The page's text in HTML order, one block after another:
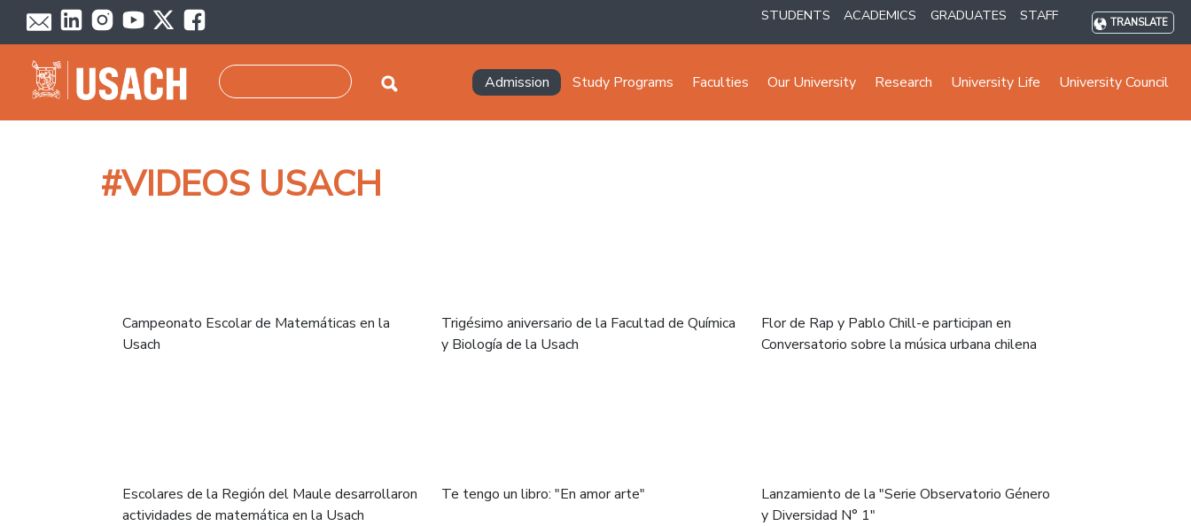
Skip to main content STUDENTS ACADEMICS GRADUATES STAFF TRANSLATE
Navegación principal
Admission Study Programs Faculties Our University Research University Life University Council
#VIDEOS USACH
Campeonato Escolar de Matemáticas en la
Usach
Trigésimo aniversario de la Facultad de Química
y Biología de la Usach
Flor de Rap y Pablo Chill-e participan en
Conversatorio sobre la música urbana chilena
Escolares de la Región del Maule desarrollaron
actividades de matemática en la Usach
Te tengo un libro: "En amor arte"
Lanzamiento de la "Serie Observatorio Género
y Diversidad N° 1"